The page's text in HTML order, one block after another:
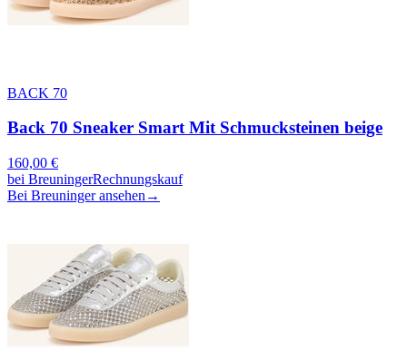
BACK 70
Back 70 Sneaker Smart Mit Schmucksteinen beige
160,00 €
bei BreuningerRechnungskauf
Bei Breuninger ansehen →